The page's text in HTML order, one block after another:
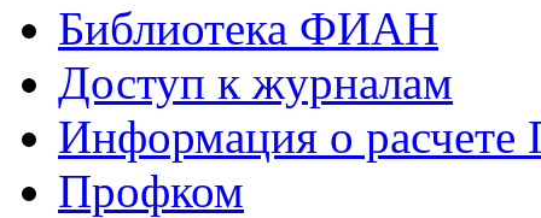
Библиотека ФИАН
Доступ к журналам
Информация о
Профком